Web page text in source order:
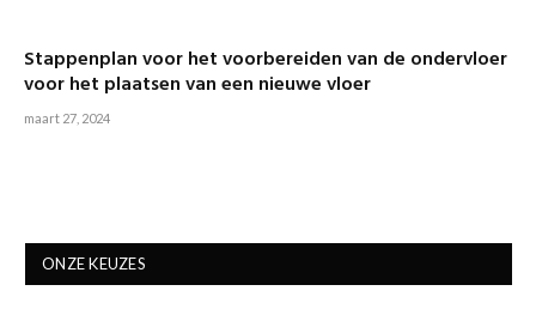
Stappenplan voor het voorbereiden van de ondervloer
voor het plaatsen van een nieuwe vloer
maart 27, 2024
ONZE KEUZES